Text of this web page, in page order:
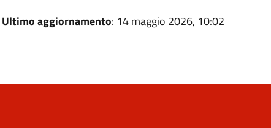
Ultimo aggiornamento: 14 maggio 2026, 10:02